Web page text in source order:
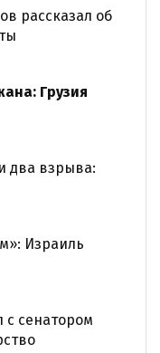
рассказал об
Грузия
два взрыва:
Израиль
с сенатором